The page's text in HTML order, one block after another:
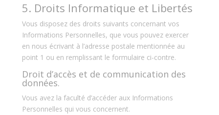
5. Droits Informatique et Libertés
Vous disposez des droits suivants concernant vos
Informations Personnelles, que vous pouvez exercer
en nous écrivant à l’adresse postale mentionnée au
point 1 ou en remplissant le formulaire ci-contre.
Droit d’accès et de communication des
données.
Vous avez la faculté d’accéder aux Informations
Personnelles qui vous concernent.